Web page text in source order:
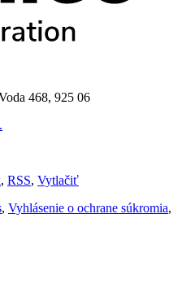
468, 925 06
, RSS, Vytlačiť
, Vyhlásenie o ochrane súkromia,